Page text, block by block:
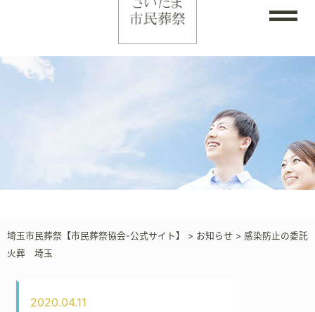
埼玉市民葬祭【市民葬祭協会-公式サイト】 > お知らせ > 感染防止の委託
火葬 埼玉
2020.04.11